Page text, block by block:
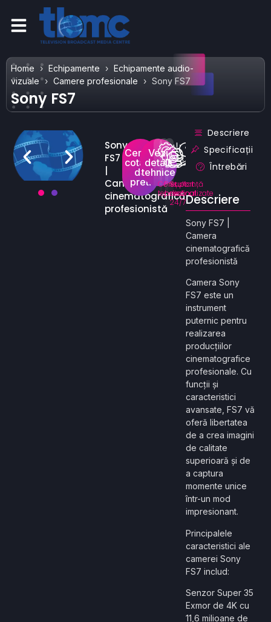
Home Echipamente
Echipamente audio-
vizuale
Camere profesionale Sony FS7
Sony FS7
Sony
FS7
Camera
cinematografică
profesionistă
Cere o
cotatie
de
pret!
Vezi
detalii
tehnice
Consultanță
tehnică
Prețuri
personalizate
Suport
dedicat
24/7
Descriere
Specificații
Întrebări
Descriere
Sony FS7 |
Camera
cinematografică
profesionistă
Camera Sony
FS7 este un
instrument
puternic pentru
realizarea
producțiilor
cinematografice
profesionale. Cu
funcții și
caracteristici
avansate, FS7 vă
oferă libertatea
de a crea imagini
de calitate
superioară și de
a captura
momente unice
într-un mod
impresionant.
Principalele
caracteristici ale
camerei Sony
FS7 includ:
Senzor Super 35
Exmor de 4K cu
11,6 milioane de